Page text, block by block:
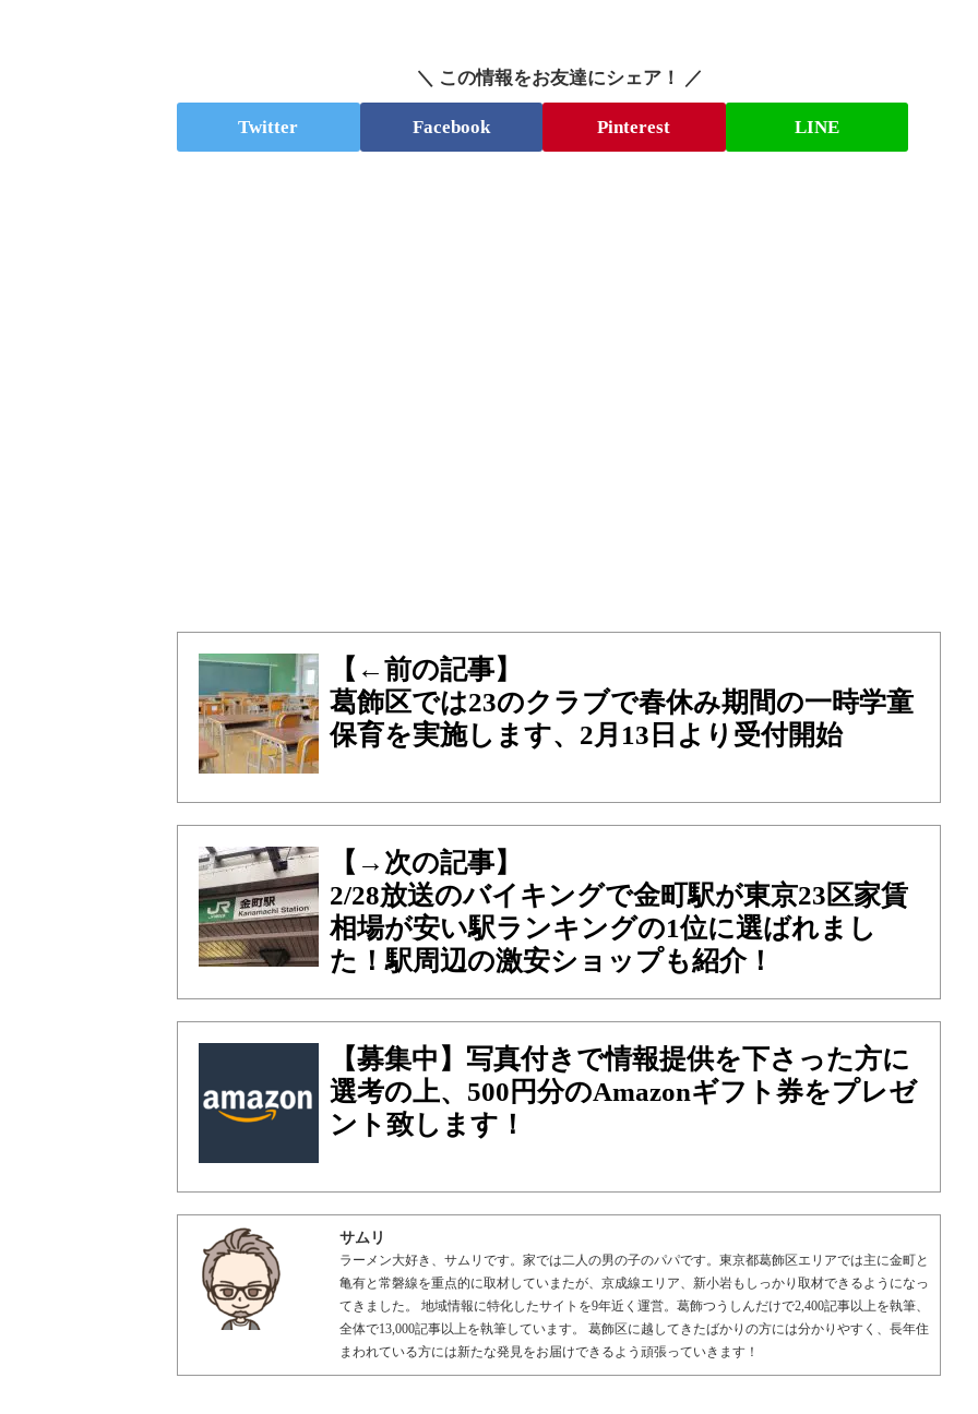
＼ この情報をお友達にシェア！ ／
Twitter Facebook Pinterest LINE
【←前の記事】
葛飾区では23のクラブで春休み期間の一時学童
保育を実施します、2月13日より受付開始
【→次の記事】
2/28放送のバイキングで金町駅が東京23区家賃
相場が安い駅ランキングの1位に選ばれまし
た！駅周辺の激安ショップも紹介！
【募集中】写真付きで情報提供を下さった方に
選考の上、500円分のAmazonギフト券をプレゼ
ント致します！
サムリ
ラーメン大好き、サムリです。家では二人の男の子のパパです。東京都葛飾区エリアでは主に金町と
亀有と常磐線を重点的に取材していまたが、京成線エリア、新小岩もしっかり取材できるようになっ
てきました。 地域情報に特化したサイトを9年近く運営。葛飾つうしんだけで2,400記事以上を執筆、
全体で13,000記事以上を執筆しています。 葛飾区に越してきたばかりの方には分かりやすく、長年住
まわれている方には新たな発見をお届けできるよう頑張っていきます！